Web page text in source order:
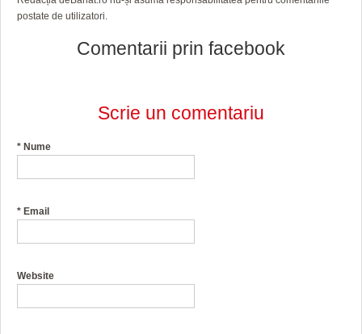
postate de utilizatori.
Comentarii prin facebook
Scrie un comentariu
* Nume
* Email
Website